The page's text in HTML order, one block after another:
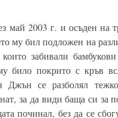
май 2003 г. и осъден на
му бил подложен на
забивали
било покрито с кръв
Джън се разболял
за да види баща си за
починал, без да се